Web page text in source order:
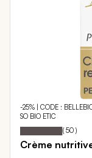
-25% | CODE :
SO BIO ETIC
Notation: 99
% of
( 50 )
Crème